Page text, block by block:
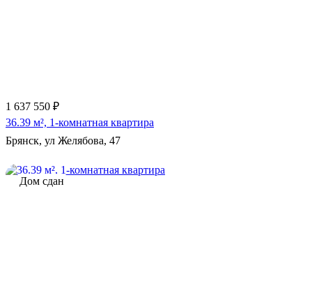
1 637 550 ₽
36.39 м², 1-комнатная квартира
Брянск, ул Желябова, 47
Дом сдан